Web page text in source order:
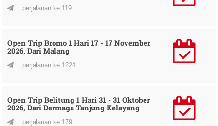
perjalanan ke 119
Open Trip Bromo 1 Hari 17 - 17 November
2026, Dari Malang
perjalanan ke 1224
Open Trip Belitung 1 Hari 31 - 31 Oktober
2026, Dari Dermaga Tanjung Kelayang
perjalanan ke 179